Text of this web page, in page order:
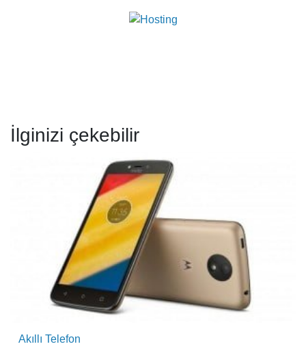
İlginizi çekebilir
Akıllı Telefon